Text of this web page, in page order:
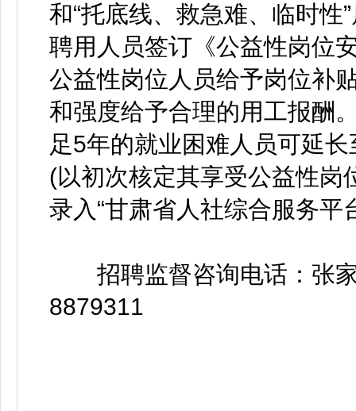
和“托底线、救急难、临时性
聘用人员签订《公益性岗位
公益性岗位人员给予岗位补
和强度给予合理的用工报酬
足5年的就业困难人员可延
(以初次核定其享受公益性岗
录入“甘肃省人社综合服务平
招聘监督咨询电话：张家
8879311